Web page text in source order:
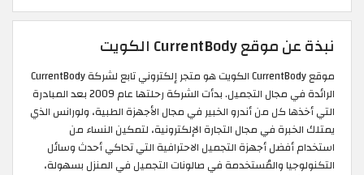
نبذة عن موقع CurrentBody الكويت
موقع CurrentBody الكويت هو متجر إلكتروني تابع لشركة CurrentBody
الرائدة في مجال التجميل. بدأت الشركة رحلتها عام 2009 بعد المبادرة
التي أخذها كل من أندرو الخبير في مجال الأجهزة الطبية، ولورانس الذي
يمتلك الخبرة في مجال التجارة الإلكترونية، لتمكين النساء من
استخدام أفضل أجهزة التجميل الاحترافية التي تحاكي أحدث وسائل
التكنولوجيا والمُستخدمة في صالونات التجميل في المنزل بسهولة،